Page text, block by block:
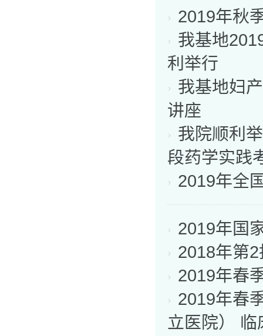
2019年秋
我基地
利举行
我基地妇
讲座
我院顺利
段药学实践
2019年全
2019年国
2018年第
2019年春
2019年春
立医院）